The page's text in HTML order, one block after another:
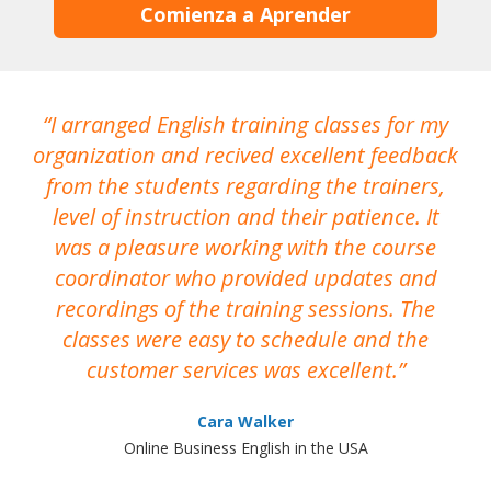
Comienza a Aprender
I arranged English training classes for my
organization and recived excellent feedback
from the students regarding the trainers,
level of instruction and their patience. It
was a pleasure working with the course
coordinator who provided updates and
recordings of the training sessions. The
classes were easy to schedule and the
customer services was excellent.
Cara Walker
Online Business English in the USA